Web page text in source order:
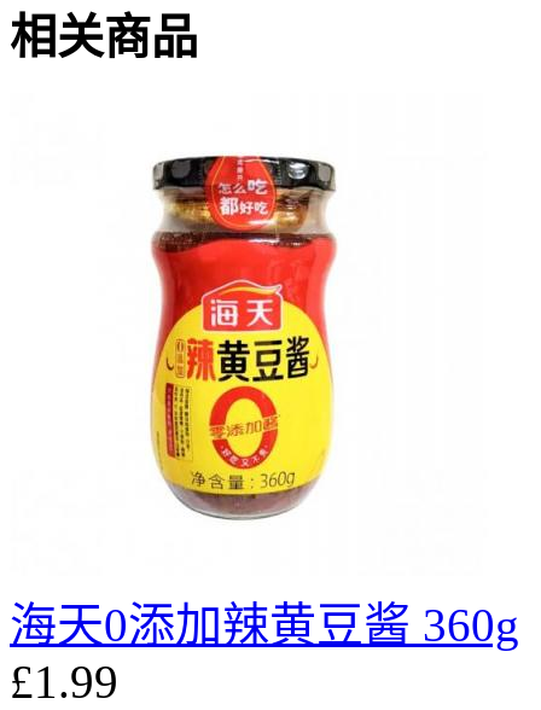
相关商品
海天0添加辣黄豆酱 360g
£1.99